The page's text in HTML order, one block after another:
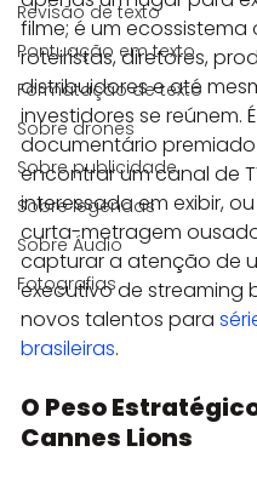
Revisão de texto
Pontuação em texto
Formatação de texto
Sobre drones
Sobre publicidade
Sobre legendas
Sobre Áudio
Fotografias
filme; é um ecossistema
roteiristas, diretores,
distribuidores e até
investidores se reúnem.
documentário
encontrar um canal de
interessado em exibir,
curta-metragem
capturar a atenção de
executivo de streaming
novos talentos para
brasileiras.
O Peso
Cannes Lions